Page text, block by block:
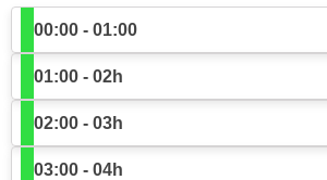
00:00 - 01:00
01:00 - 02h
02:00 - 03h
03:00 - 04h